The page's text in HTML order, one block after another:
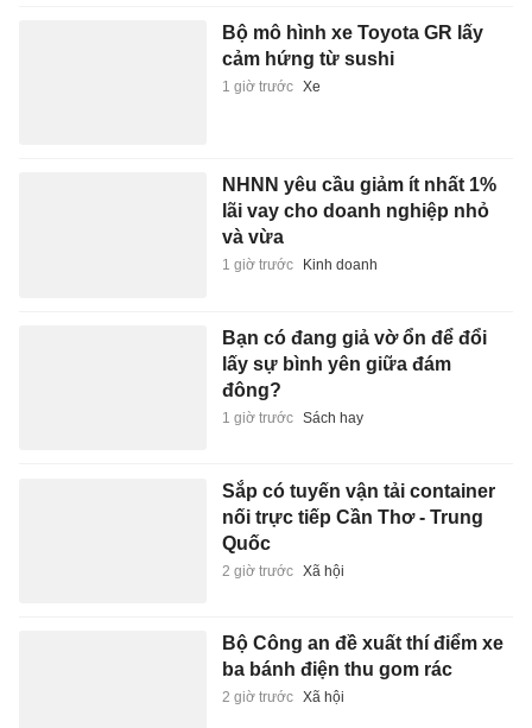
Bộ mô hình xe Toyota GR lấy
cảm hứng từ sushi
1 giờ trước Xe
NHNN yêu cầu giảm ít nhất 1%
lãi vay cho doanh nghiệp nhỏ
và vừa
1 giờ trước Kinh doanh
Bạn có đang giả vờ ổn để đổi
lấy sự bình yên giữa đám
đông?
1 giờ trước Sách hay
Sắp có tuyến vận tải container
nối trực tiếp Cần Thơ - Trung
Quốc
2 giờ trước Xã hội
Bộ Công an đề xuất thí điểm xe
ba bánh điện thu gom rác
2 giờ trước Xã hội